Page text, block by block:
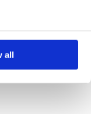
all
Abenteuer